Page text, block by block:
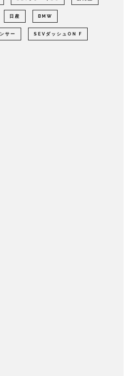
日産 BMW
サー SEVダッシュON F